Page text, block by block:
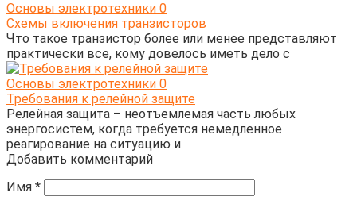
Основы электротехники 0
Схемы включения транзисторов
Что такое транзистор более или менее представляют
практически все, кому довелось иметь дело с
Основы электротехники 0
Требования к релейной защите
Релейная защита – неотъемлемая часть любых
энергосистем, когда требуется немедленное
реагирование на ситуацию и
Добавить комментарий
Имя *